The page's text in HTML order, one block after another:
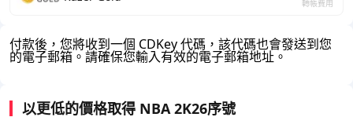
轉帳費用
付款後，您將收到一個 CDKey 代碼，該代碼也會發送到您
的電子郵箱。請確保您輸入有效的電子郵箱地址。
以更低的價格取得 NBA 2K26序號